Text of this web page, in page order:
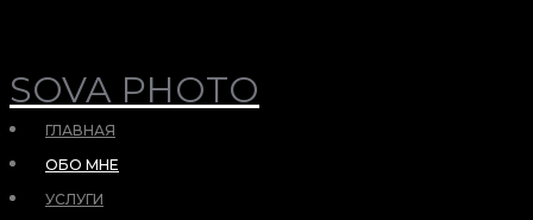
SOVA PHOTO
ГЛАВНАЯ
ОБО МНЕ
УСЛУГИ